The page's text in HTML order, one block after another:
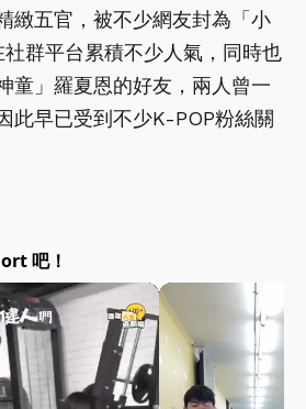
緻五官，被不少網友封為「小
群平台累積不少人氣，同時也
童」羅夏恩的好友，兩人曾一
此早已受到不少K-POP粉絲關
吧！